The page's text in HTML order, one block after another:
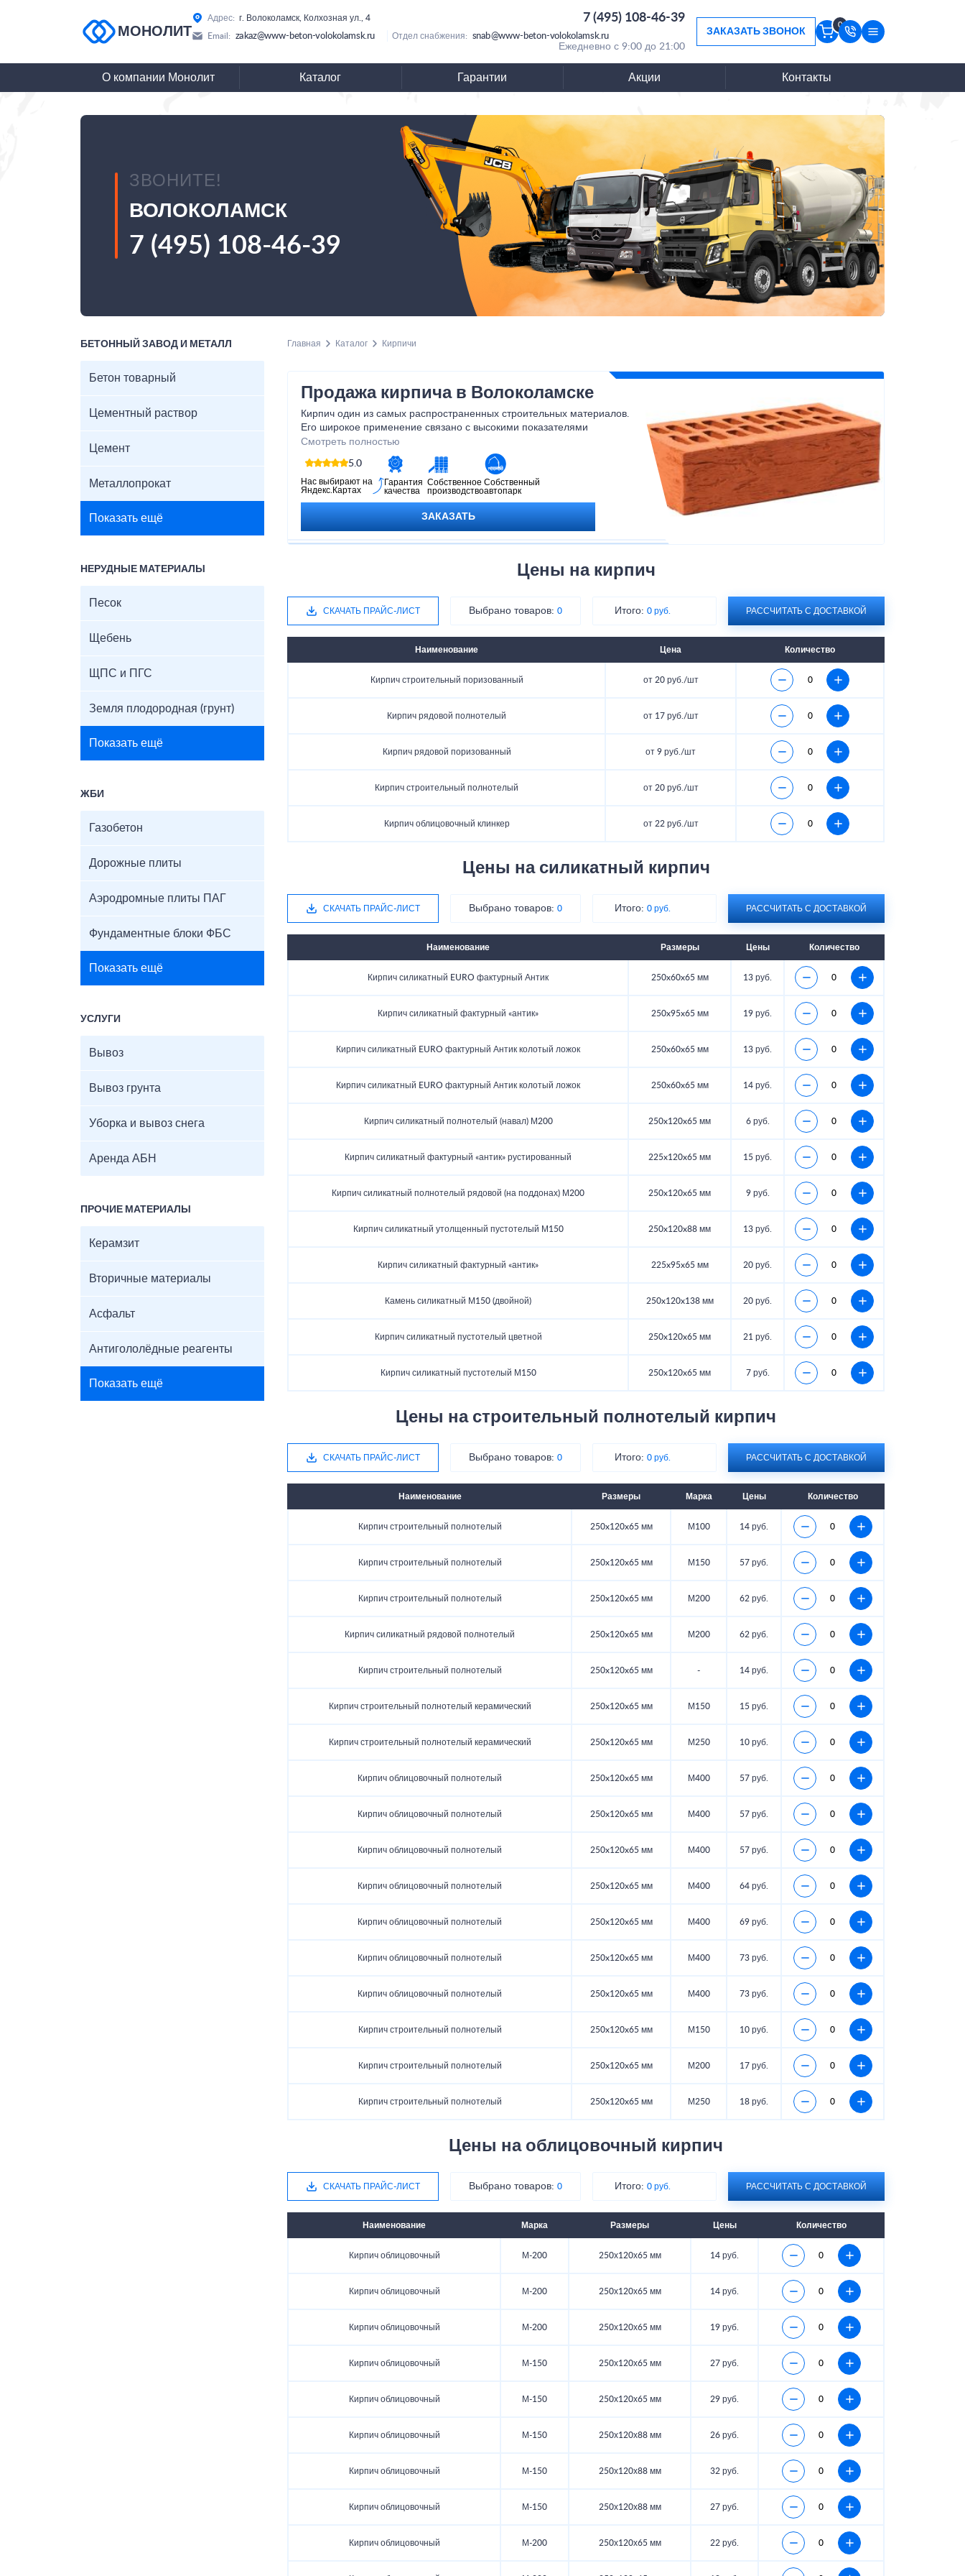
МОНОЛИТ
Адрес: г. Волоколамск, Колхозная ул., 4 7 (495) 108-46-39
Email: zakaz@www-beton-volokolamsk.ru Отдел снабжения: snab@www-beton-volokolamsk.ru
Ежедневно с 9:00 до 21:00
ЗАКАЗАТЬ ЗВОНОК
0
О компании Монолит Каталог Гарантии Акции Контакты
ЗВОНИТЕ!
ВОЛОКОЛАМСК
7 (495) 108-46-39
БЕТОННЫЙ ЗАВОД И МЕТАЛЛ
Бетон товарный
Цементный раствор
Цемент
Металлопрокат
Показать ещё
НЕРУДНЫЕ МАТЕРИАЛЫ
Песок
Щебень
ЩПС и ПГС
Земля плодородная (грунт)
Показать ещё
ЖБИ
Газобетон
Дорожные плиты
Аэродромные плиты ПАГ
Фундаментные блоки ФБС
Показать ещё
УСЛУГИ
Вывоз
Вывоз грунта
Уборка и вывоз снега
Аренда АБН
ПРОЧИЕ МАТЕРИАЛЫ
Керамзит
Вторичные материалы
Асфальт
Антигололёдные реагенты
Показать ещё
Главная Каталог Кирпичи
Продажа кирпича в Волоколамске
Кирпич один из самых распространенных строительных материалов.
Его широкое применение связано с высокими показателями
прочности и морозостойкости сырья, позволяющих использовать
стройматериал для возведения зданий.
Смотреть полностью
5.0
Нас выбирают на
Яндекс.Картах
Гарантия
качества
Собственное
производство
Собственный
автопарк
ЗАКАЗАТЬ
Цены на кирпич
СКАЧАТЬ ПРАЙС-ЛИСТ Выбрано товаров: 0 Итого:0 руб. РАССЧИТАТЬ С ДОСТАВКОЙ
Наименование Цена Количество
Кирпич строительный поризованный от 20 руб./шт
Кирпич рядовой полнотелый от 17 руб./шт
Кирпич рядовой поризованный от 9 руб./шт
Кирпич строительный полнотелый от 20 руб./шт
Кирпич облицовочный клинкер от 22 руб./шт
Цены на силикатный кирпич
СКАЧАТЬ ПРАЙС-ЛИСТ Выбрано товаров: 0 Итого:0 руб. РАССЧИТАТЬ С ДОСТАВКОЙ
Наименование Размеры Цены Количество
Кирпич силикатный EURO фактурный Антик 250x60x65 мм 13 руб.
Кирпич силикатный фактурный «антик» 250x95x65 мм 19 руб.
Кирпич силикатный EURO фактурный Антик колотый ложок 250x60x65 мм 13 руб.
Кирпич силикатный EURO фактурный Антик колотый ложок 250x60x65 мм 14 руб.
Кирпич силикатный полнотелый (навал) М200 250x120x65 мм 6 руб.
Кирпич силикатный фактурный «антик» рустированный 225x120x65 мм 15 руб.
Кирпич силикатный полнотелый рядовой (на поддонах) М200 250x120x65 мм 9 руб.
Кирпич силикатный утолщенный пустотелый М150 250x120x88 мм 13 руб.
Кирпич силикатный фактурный «антик» 225x95x65 мм 20 руб.
Камень силикатный М150 (двойной) 250x120x138 мм 20 руб.
Кирпич силикатный пустотелый цветной 250x120x65 мм 21 руб.
Кирпич силикатный пустотелый М150 250x120x65 мм 7 руб.
Цены на строительный полнотелый кирпич
СКАЧАТЬ ПРАЙС-ЛИСТ Выбрано товаров: 0 Итого:0 руб. РАССЧИТАТЬ С ДОСТАВКОЙ
Наименование Размеры Марка Цены Количество
Кирпич строительный полнотелый 250x120x65 мм М100 14 руб.
Кирпич строительный полнотелый 250x120x65 мм М150 57 руб.
Кирпич строительный полнотелый 250x120x65 мм М200 62 руб.
Кирпич силикатный рядовой полнотелый 250x120x65 мм М200 62 руб.
Кирпич строительный полнотелый 250x120x65 мм - 14 руб.
Кирпич строительный полнотелый керамический 250x120x65 мм М150 15 руб.
Кирпич строительный полнотелый керамический 250x120x65 мм М250 10 руб.
Кирпич облицовочный полнотелый 250x120x65 мм М400 57 руб.
Кирпич облицовочный полнотелый 250x120x65 мм М400 57 руб.
Кирпич облицовочный полнотелый 250x120x65 мм М400 57 руб.
Кирпич облицовочный полнотелый 250x120x65 мм М400 64 руб.
Кирпич облицовочный полнотелый 250x120x65 мм М400 69 руб.
Кирпич облицовочный полнотелый 250x120x65 мм М400 73 руб.
Кирпич облицовочный полнотелый 250x120x65 мм М400 73 руб.
Кирпич строительный полнотелый 250x120x65 мм М150 10 руб.
Кирпич строительный полнотелый 250x120x65 мм М200 17 руб.
Кирпич строительный полнотелый 250x120x65 мм М250 18 руб.
Цены на облицовочный кирпич
СКАЧАТЬ ПРАЙС-ЛИСТ Выбрано товаров: 0 Итого:0 руб. РАССЧИТАТЬ С ДОСТАВКОЙ
Наименование Марка Размеры Цены Количество
Кирпич облицовочный М-200 250х120х65 мм 14 руб.
Кирпич облицовочный М-200 250х120х65 мм 14 руб.
Кирпич облицовочный М-200 250х120х65 мм 19 руб.
Кирпич облицовочный М-150 250х120х65 мм 27 руб.
Кирпич облицовочный М-150 250х120х65 мм 29 руб.
Кирпич облицовочный М-150 250х120х88 мм 26 руб.
Кирпич облицовочный М-150 250х120х88 мм 32 руб.
Кирпич облицовочный М-150 250х120х88 мм 27 руб.
Кирпич облицовочный М-200 250х120х65 мм 22 руб.